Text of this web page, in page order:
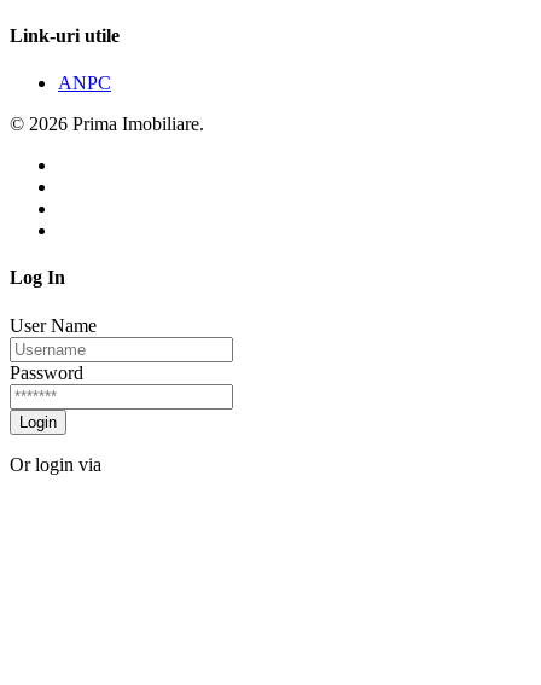
Link-uri utile
ANPC
© 2026 Prima Imobiliare.
Log In
User Name
Password
Login
Or login via